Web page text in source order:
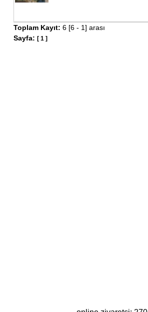
Toplam Kayıt:6 [6 - 1] arası
Sayfa: [1 ]